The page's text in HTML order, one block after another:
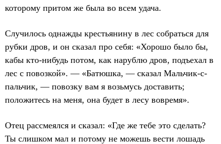
которому притом же была во всем удача.
Случилось однажды крестьянину в лес собраться для
рубки дров, и он сказал про себя: «Хорошо было бы,
кабы кто-нибудь потом, как нарублю дров, подъехал в
лес с повозкой». — «Батюшка, — сказал Мальчик-с-
пальчик, — повозку вам я возьмусь доставить;
положитесь на меня, она будет в лесу вовремя».
Отец рассмеялся и сказал: «Где же тебе это сделать?
Ты слишком мал и потому не можешь вести лошадь